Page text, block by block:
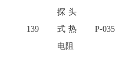
139
探头
式热
电阻
P-035